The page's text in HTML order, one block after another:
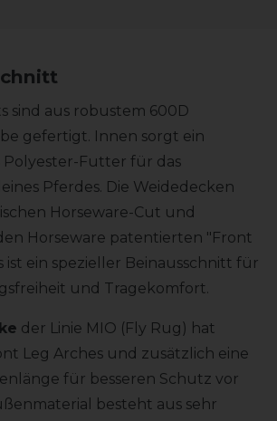
sind aus robustem 600D
gefertigt. Innen sorgt ein
Polyester-Futter für das
Pferdes. Die Weidedecken
Horseware-Cut und
Horseware patentierten "Front
ist ein spezieller Beinausschnitt für
und Tragekomfort.
der Linie MIO (Fly Rug) hat
Leg Arches und zusätzlich eine
für besseren Schutz vor
besteht aus sehr